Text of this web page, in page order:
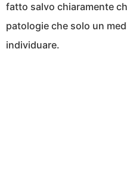
fatto salvo chiaramente
patologie che solo un
individuare.